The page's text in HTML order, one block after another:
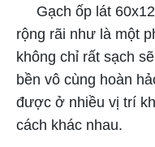
Gạch ốp lát
rộng rãi như là một
không chỉ rất sạch
bền vô cùng hoàn
được ở nhiều vị trí
cách khác nhau.